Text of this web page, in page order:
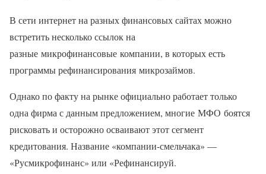
В сети интернет на разных финансовых сайтах можно
встретить несколько ссылок на
разные микрофинансовые компании, в которых есть
программы рефинансирования микрозаймов.
Однако по факту на рынке официально работает только
одна фирма с данным предложением, многие МФО боятся
рисковать и осторожно осваивают этот сегмент
кредитования. Название «компании-смельчака» —
«Русмикрофинанс» или «Рефинансируй.